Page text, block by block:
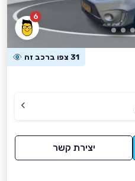
6
31 צפו ברכב זה
יצירת קשר